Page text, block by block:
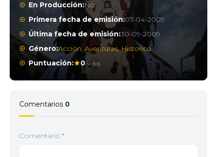
En Producción:No
Primera fecha de emisión:07-04-2009
Última fecha de emisión:30-09-2009
Género:Acción,Aventuras,Historico
Puntuación:
0 votos
Comentarios 0
Comentario *